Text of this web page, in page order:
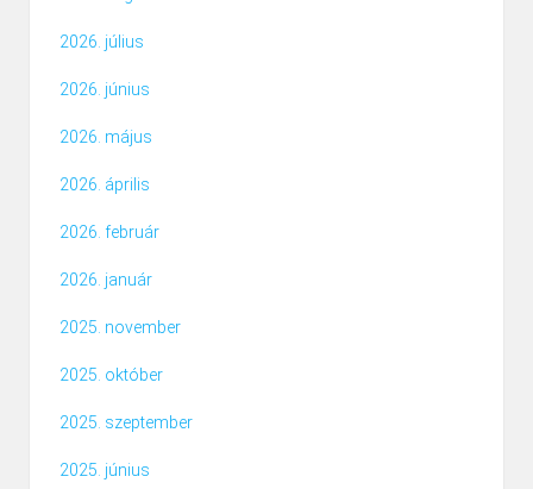
2026. július
2026. június
2026. május
2026. április
2026. február
2026. január
2025. november
2025. október
2025. szeptember
2025. június